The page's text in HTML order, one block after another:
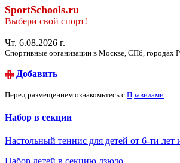
SportSchools.ru
Выбери свой спорт!
Чт, 6.08.2026 г.
Спортивные организации в Москве, СПб, городах
Добавить
Перед размещением ознакомьтесь с Правилами
Набор в секции
Настольный теннис для детей от 6-ти лет